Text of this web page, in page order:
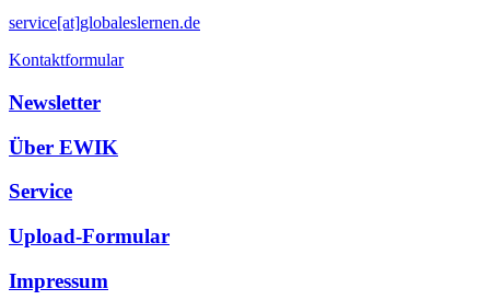
service[at]globaleslernen.de
Kontaktformular
Newsletter
Über EWIK
Service
Upload-Formular
Impressum